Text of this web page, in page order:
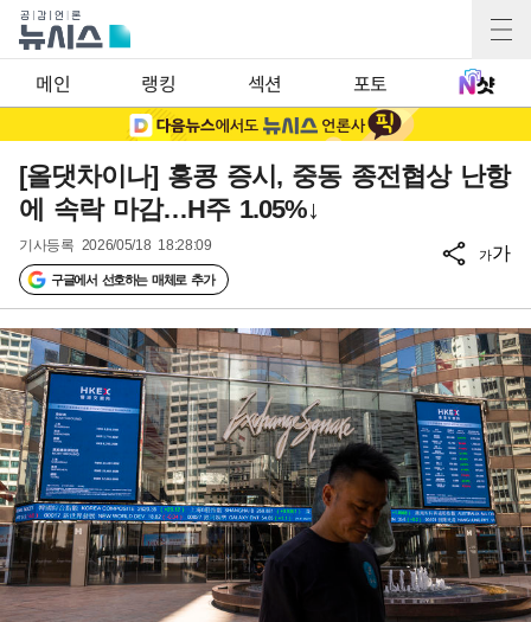
메인 랭킹 섹션 포토
[올댓차이나] 홍콩 증시, 중동 종전협상 난항
에 속락 마감…H주 1.05%↓
기사등록 2026/05/18 18:28:09
구글에서 선호하는 매체로 추가
가가